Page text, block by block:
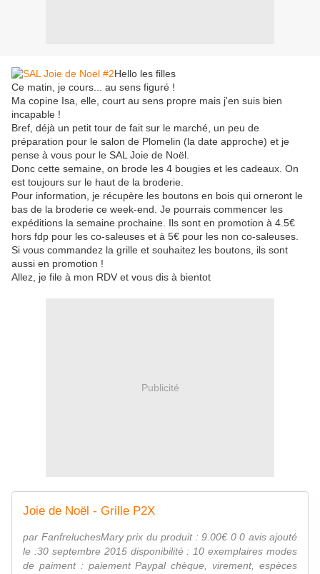
Hello les filles
Ce matin, je cours... au sens figuré !
Ma copine Isa, elle, court au sens propre mais j'en suis bien
incapable !
Bref, déjà un petit tour de fait sur le marché, un peu de
préparation pour le salon de Plomelin (la date approche) et je
pense à vous pour le SAL Joie de Noël.
Donc cette semaine, on brode les 4 bougies et les cadeaux. On
est toujours sur le haut de la broderie.
Pour information, je récupère les boutons en bois qui orneront le
bas de la broderie ce week-end. Je pourrais commencer les
expéditions la semaine prochaine. Ils sont en promotion à 4.5€
hors fdp pour les co-saleuses et à 5€ pour les non co-saleuses.
Si vous commandez la grille et souhaitez les boutons, ils sont
aussi en promotion !
Allez, je file à mon RDV et vous dis à bientot
Publicité
Joie de Noël - Grille P2X
par FanfreluchesMary prix du produit : 9.00€ 0 0 avis ajouté
le :30 septembre 2015 disponibilité : 10 exemplaires modes
de paiment : paiement Paypal chèque, virement, espèces